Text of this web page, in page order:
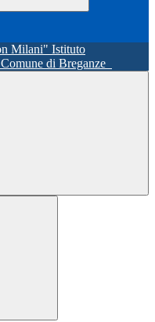
Istituto
Comune di Breganze